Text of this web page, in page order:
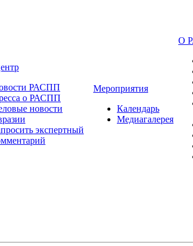
РАСПП
о РАСПП
новости
экспертный
Мероприятия
Календарь
Медиагалерея
О